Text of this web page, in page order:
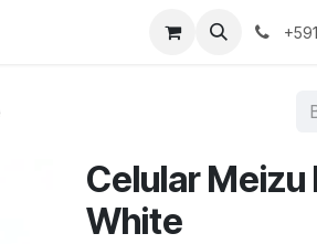
Celular
White